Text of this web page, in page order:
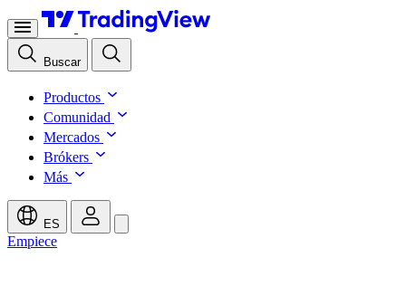
Buscar
Productos
Comunidad
Mercados
Brókers
Más
ES
Empiece